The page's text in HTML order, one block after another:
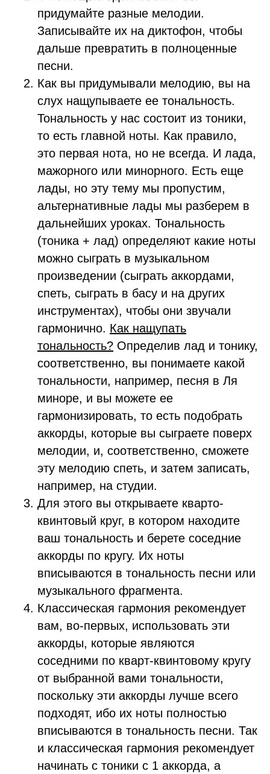
придумайте разные мелодии.
Записывайте их на диктофон, чтобы
дальше превратить в полноценные
песни.
Как вы придумывали мелодию, вы на
слух нащупываете ее тональность.
Тональность у нас состоит из тоники,
то есть главной ноты. Как правило,
это первая нота, но не всегда. И лада,
мажорного или минорного. Есть еще
лады, но эту тему мы пропустим,
альтернативные лады мы разберем в
дальнейших уроках. Тональность
(тоника + лад) определяют какие ноты
можно сыграть в музыкальном
произведении (сыграть аккордами,
спеть, сыграть в басу и на других
инструментах), чтобы они звучали
гармонично. Как нащупать
тональность? Определив лад и тонику,
соответственно, вы понимаете какой
тональности, например, песня в Ля
миноре, и вы можете ее
гармонизировать, то есть подобрать
аккорды, которые вы сыграете поверх
мелодии, и, соответственно, сможете
эту мелодию спеть, и затем записать,
например, на студии.
Для этого вы открываете кварто-
квинтовый круг, в котором находите
ваш тональность и берете соседние
аккорды по кругу. Их ноты
вписываются в тональность песни или
музыкального фрагмента.
Классическая гармония рекомендует
вам, во-первых, использовать эти
аккорды, которые являются
соседними по кварт-квинтовому кругу
от выбранной вами тональности,
поскольку эти аккорды лучше всего
подходят, ибо их ноты полностью
вписываются в тональность песни. Так
и классическая гармония рекомендует
начинать с тоники с 1 аккорда, а